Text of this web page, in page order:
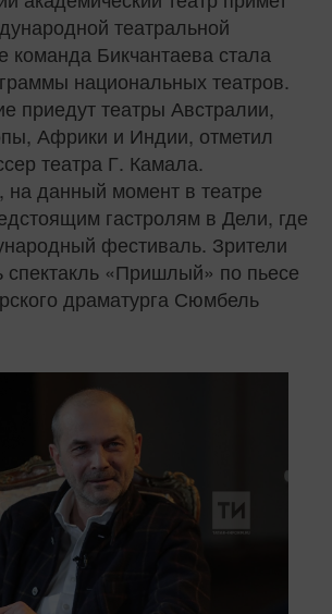
театральной
команда Бикчантаева стала
национальных театров.
приедут театры Австралии,
Африки и Индии, отметил
театра Г. Камала.
на данный момент в театре
гастролям в Дели, где
фестиваль. Зрители
спектакль «Пришлый» по пьесе
драматурга Сюмбель